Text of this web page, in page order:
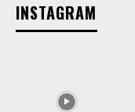
INSTAGRAM